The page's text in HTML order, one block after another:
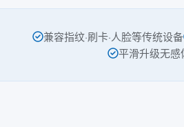
兼容指纹·刷卡·人脸等传统设备
平滑升级无感